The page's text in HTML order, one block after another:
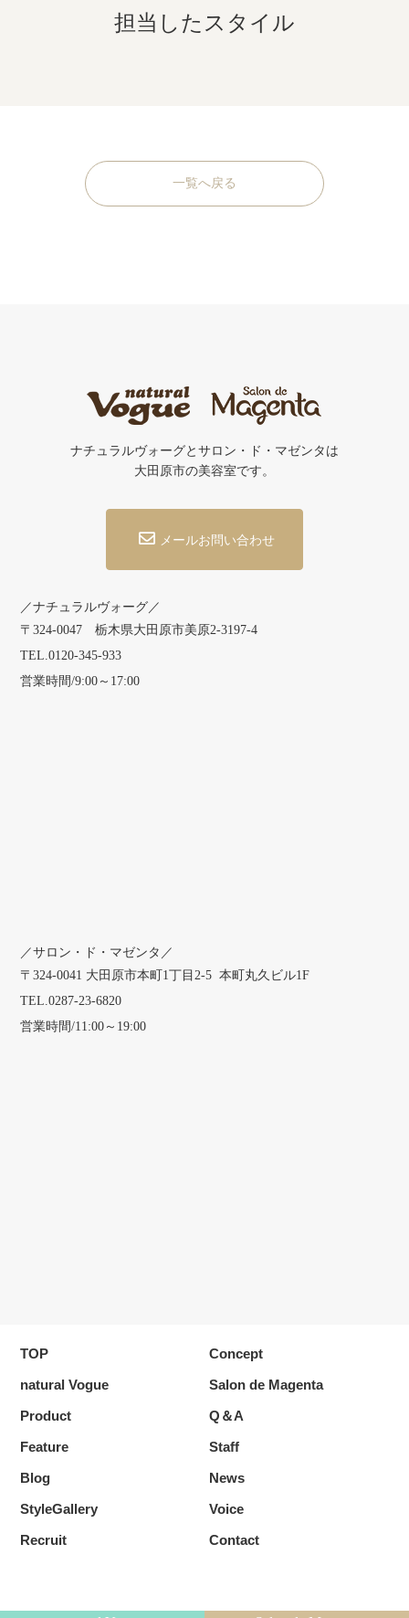
担当したスタイル
一覧へ戻る
ナチュラルヴォーグとサロン・ド・マゼンタは
大田原市の美容室です。
メールお問い合わせ
／ナチュラルヴォーグ／
〒324-0047 栃木県大田原市美原2-3197-4
TEL.0120-345-933
営業時間/9:00～17:00
／サロン・ド・マゼンタ／
〒324-0041 大田原市本町1丁目2-5 本町丸久ビル1F
TEL.0287-23-6820
営業時間/11:00～19:00
TOP
Concept
natural Vogue
Salon de Magenta
Product
Q＆A
Feature
Staff
Blog
News
StyleGallery
Voice
Recruit
Contact